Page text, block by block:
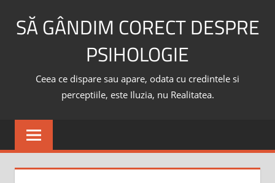
SĂ GÂNDIM CORECT DESPRE
PSIHOLOGIE
Ceea ce dispare sau apare, odata cu credintele si
perceptiile, este Iluzia, nu Realitatea.